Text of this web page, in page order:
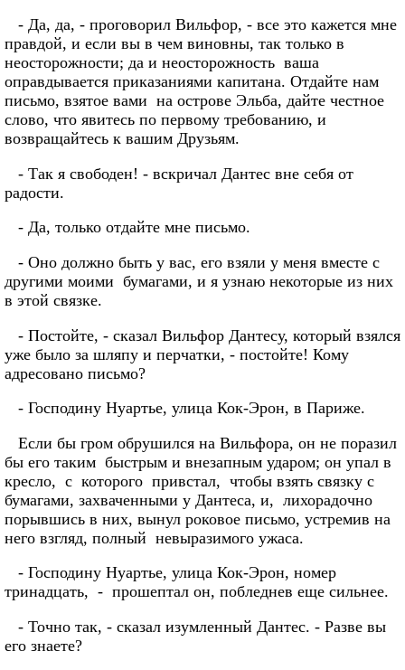
- Да, да, - проговорил Вильфор, - все это кажется мне
правдой, и если вы в чем виновны, так только в
неосторожности; да и неосторожность ваша
оправдывается приказаниями капитана. Отдайте нам
письмо, взятое вами на острове Эльба, дайте честное
слово, что явитесь по первому требованию, и
возвращайтесь к вашим Друзьям.
- Так я свободен! - вскричал Дантес вне себя от
радости.
- Да, только отдайте мне письмо.
- Оно должно быть у вас, его взяли у меня вместе с
другими моими бумагами, и я узнаю некоторые из них
в этой связке.
- Постойте, - сказал Вильфор Дантесу, который взялся
уже было за шляпу и перчатки, - постойте! Кому
адресовано письмо?
- Господину Нуартье, улица Кок-Эрон, в Париже.
Если бы гром обрушился на Вильфора, он не поразил
бы его таким быстрым и внезапным ударом; он упал в
кресло, с которого привстал, чтобы взять связку с
бумагами, захваченными у Дантеса, и, лихорадочно
порывшись в них, вынул роковое письмо, устремив на
него взгляд, полный невыразимого ужаса.
- Господину Нуартье, улица Кок-Эрон, номер
тринадцать, - прошептал он, побледнев еще сильнее.
- Точно так, - сказал изумленный Дантес. - Разве вы
его знаете?